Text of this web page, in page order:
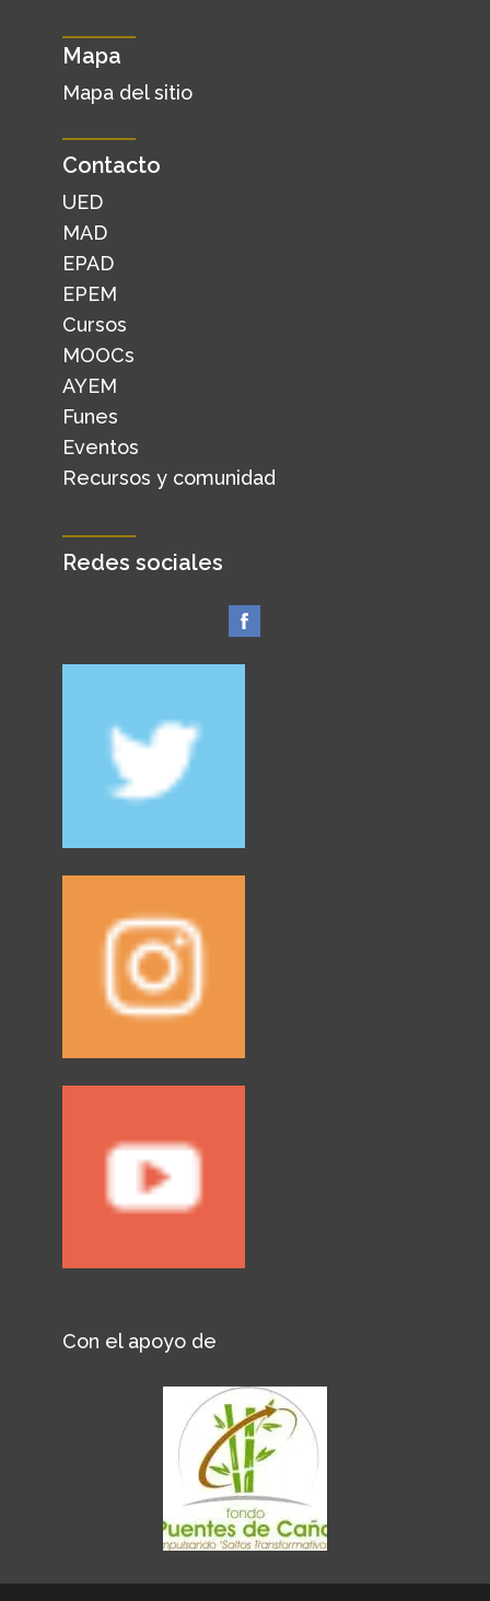
Mapa
Mapa del sitio
Contacto
UED
MAD
EPAD
EPEM
Cursos
MOOCs
AYEM
Funes
Eventos
Recursos y comunidad
Redes sociales
Con el apoyo de